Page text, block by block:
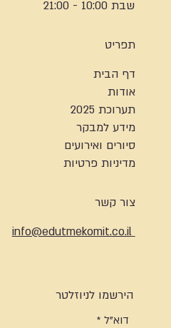
שבת 10:00 - 21:00
תפריט
דף הבית
אודות
תערוכת 2025
מידע למבקר
סיורים ואירועים
מדיניות פרטיות
צור קשר
info@edutmekomit.co.il
הירשמו לניוזלטר
דוא"ל *